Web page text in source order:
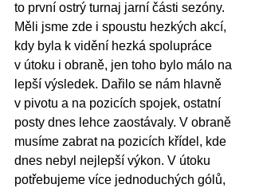
to první ostrý turnaj jarní části sezóny.
Měli jsme zde i spoustu hezkých akcí,
kdy byla k vidění hezká spolupráce
v útoku i obraně, jen toho bylo málo na
lepší výsledek. Dařilo se nám hlavně
v pivotu a na pozicích spojek, ostatní
posty dnes lehce zaostávaly. V obraně
musíme zabrat na pozicích křídel, kde
dnes nebyl nejlepší výkon. V útoku
potřebujeme více jednoduchých gólů,